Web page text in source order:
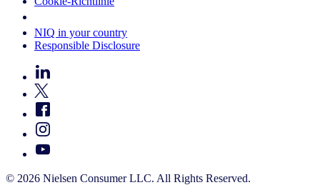
NIQ in your country
Responsible Disclosure
© 2026 Nielsen Consumer LLC. All Rights Reserved.